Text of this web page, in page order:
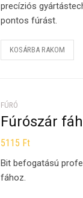
precíziós
pontos fúrást.
KOSÁRBA RAKOM
FÚRÓ
Fúrószár
5115 Ft
Bit befogatású
fához.